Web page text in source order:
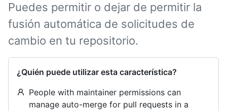
Puedes permitir o dejar de permitir la
fusión automática de solicitudes de
cambio en tu repositorio.
¿Quién puede utilizar esta característica?
People with maintainer permissions can
manage auto-merge for pull requests in a